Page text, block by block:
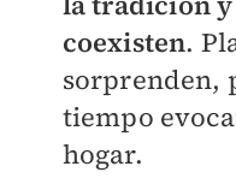
coexisten.
sorprenden,
tiempo
hogar.